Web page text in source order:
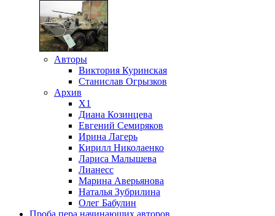
Авторы
Виктория Куринская
Станислав Огрызков
Архив
X1
Диана Козинцева
Евгений Семиряков
Ирина Лагерь
Кирилл Николаенко
Лариса Малышева
Лианесс
Марина Аверьянова
Наталья Зубрилина
Олег Бабулин